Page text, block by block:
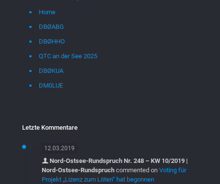
Home
DBØABG
DBØHHO
QTC an der See 2025
DBØKUA
DM0LUE
Letzte Kommentare
12.03.2019
Nord-Ostsee-Rundspruch Nr. 248 – KW 10/2019 |
Nord-Ostsee-Rundspruch commented on Voting für
Projekt „Lizenz zum Löten“ hat begonnen